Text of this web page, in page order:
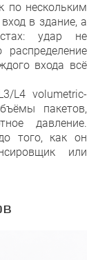
по нескольким
в здание, а
удар не
входа всё
L4 volumetric-
пакетов,
давление.
того, как он
или